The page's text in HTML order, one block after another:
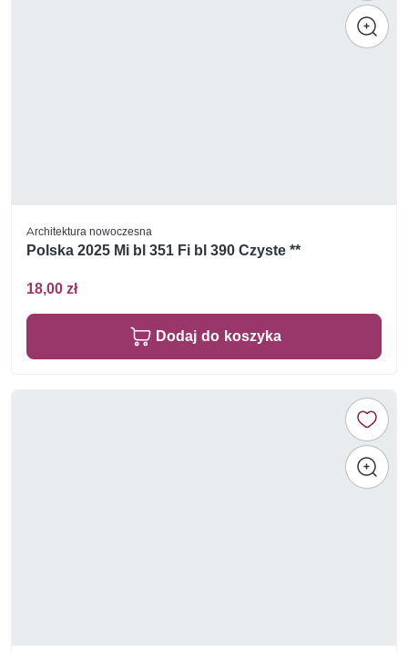
Architektura nowoczesna
Polska 2025 Mi bl 351 Fi bl 390 Czyste **
18,00 zł
Dodaj do koszyka